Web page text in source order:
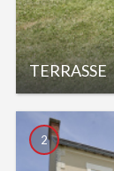
TERRASSE
2